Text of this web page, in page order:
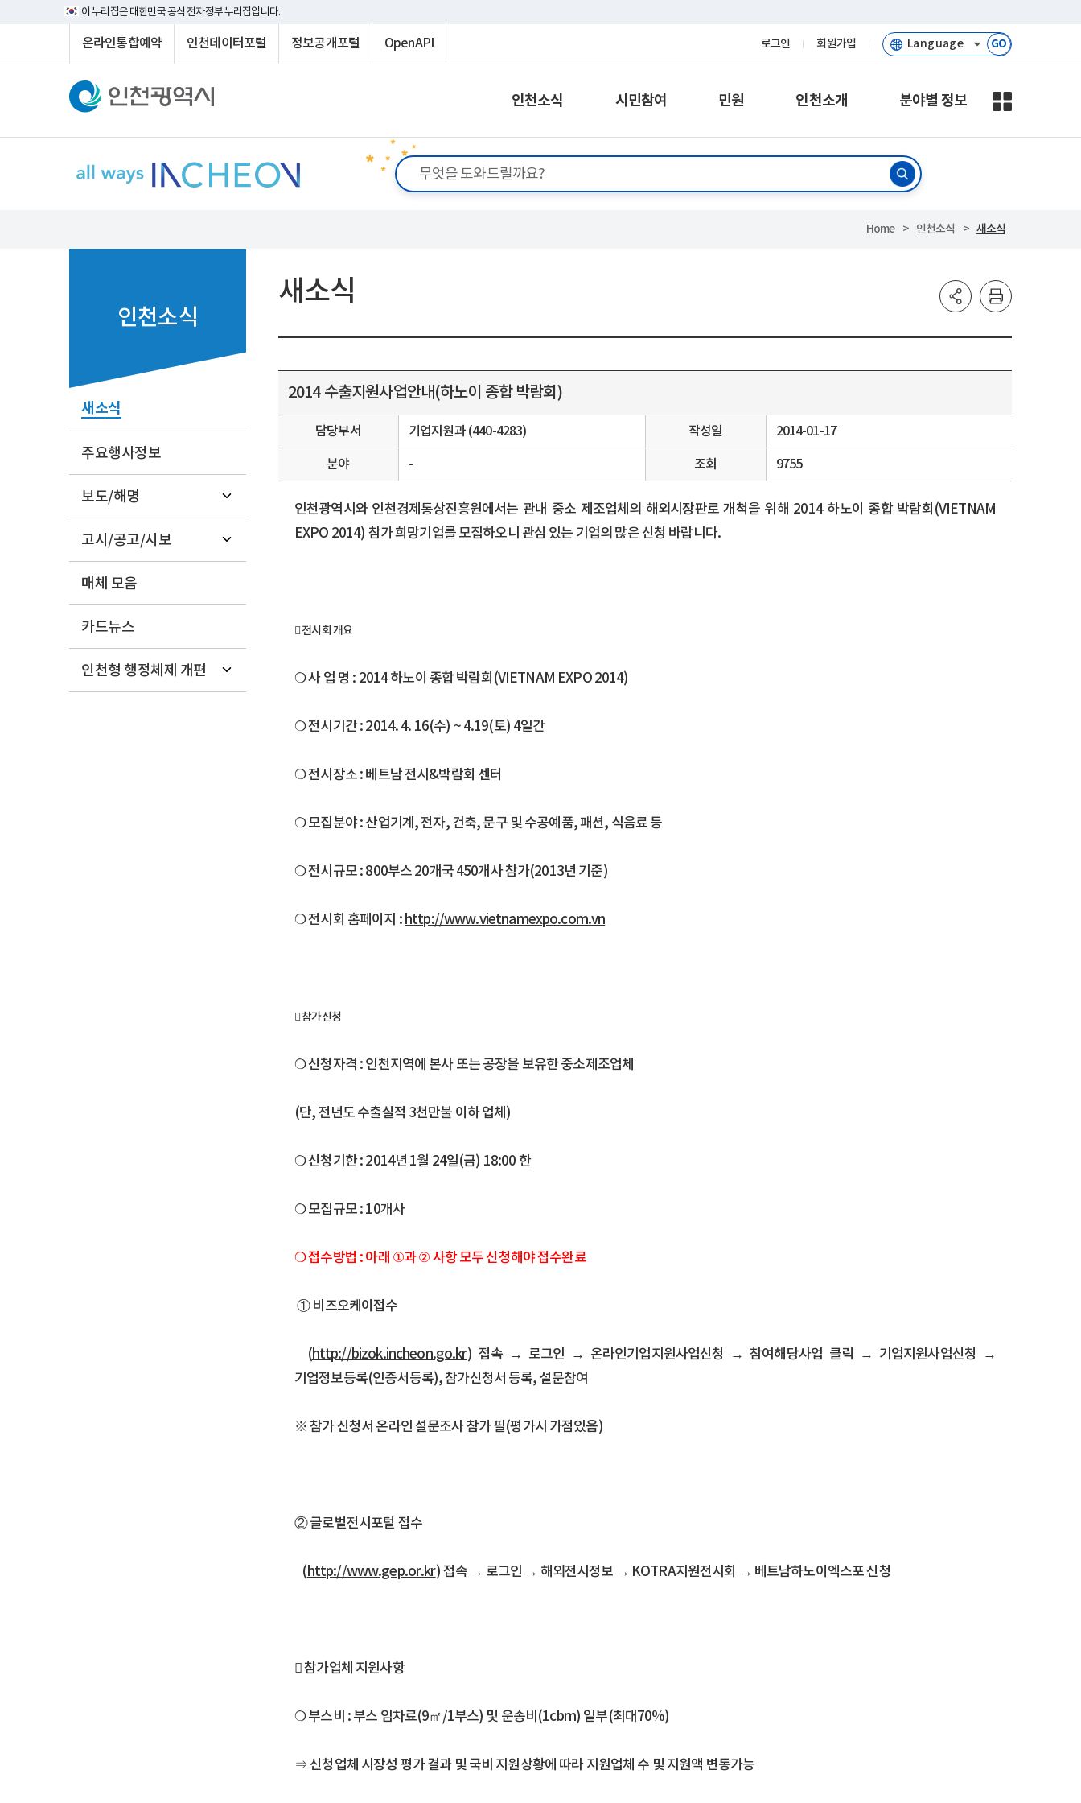
이 누리집은 대한민국 공식 전자정부 누리집입니다.
온라인통합예약 인천데이터포털 정보공개포털 OpenAPI 로그인 회원가입 GO
인천소식 시민참여 민원 인천소개 분야별 정보
Home 인천소식 새소식
인천소식
새소식
주요행사정보
보도/해명
고시/공고/시보
매체 모음
카드뉴스
인천형 행정체제 개편
새소식
2014 수출지원사업안내(하노이 종합 박람회)
담당부서 기업지원과 (440-4283) 작성일 2014-01-17
분야 - 조회 9755
인천광역시와 인천경제통상진흥원에서는 관내 중소 제조업체의 해외시장판로 개척을 위해 2014 하노이 종합 박람회(VIETNAM
EXPO 2014) 참가 희망기업를 모집하오니 관심 있는 기업의 많은 신청 바랍니다.
󰏚 전시회 개요
❍ 사 업 명 : 2014 하노이 종합 박람회(VIETNAM EXPO 2014)
❍ 전시기간 : 2014. 4. 16(수) ~ 4.19(토) 4일간
❍ 전시장소 : 베트남 전시&박람회 센터
❍ 모집분야 : 산업기계, 전자, 건축, 문구 및 수공예품, 패션, 식음료 등
❍ 전시규모 : 800부스 20개국 450개사 참가(2013년 기준)
❍ 전시회 홈페이지 : http://www.vietnamexpo.com.vn
󰏚 참가신청
❍ 신청자격 : 인천지역에 본사 또는 공장을 보유한 중소제조업체
(단, 전년도 수출실적 3천만불 이하 업체)
❍ 신청기한 : 2014년 1월 24일(금) 18:00 한
❍ 모집규모 : 10개사
❍ 접수방법 : 아래 ①과 ② 사항 모두 신청해야 접수완료
① 비즈오케이접수
(http://bizok.incheon.go.kr) 접속 → 로그인 → 온라인기업지원사업신청 → 참여해당사업 클릭 → 기업지원사업신청 →
기업정보등록(인증서등록), 참가신청서 등록, 설문참여
※ 참가 신청서 온라인 설문조사 참가 필(평가시 가점있음)
② 글로벌전시포털 접수
(http://www.gep.or.kr) 접속 → 로그인 → 해외전시정보 → KOTRA지원전시회 → 베트남하노이엑스포 신청
󰏚 참가업체 지원사항
❍ 부스비 : 부스 임차료(9㎡/1부스) 및 운송비(1cbm) 일부(최대70%)
⇒ 신청업체 시장성 평가 결과 및 국비 지원상황에 따라 지원업체 수 및 지원액 변동가능